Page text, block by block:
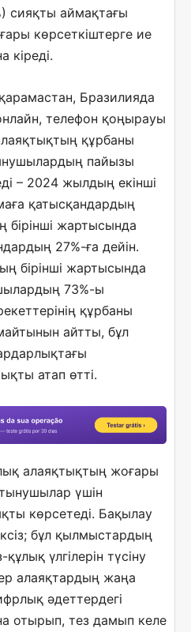
сияқты аймақтағы
көрсеткіштерге ие
кіреді.
Бразилияда
телефон қоңырауы
құрбаны
пайызы
– 2024 жылдың екінші
қатысқандардың
жартысында
27%-ға дейін.
бірінші жартысында
73%-ы
құрбаны
айтты, бұл
атап өтті.
алаяқтықтың жоғары
үшін
көрсетеді. Бақылау
бұл қылмыстардың
құлық үлгілерін түсіну
алаяқтардың жаңа
әдеттердегі
отырып, тез дамып келе